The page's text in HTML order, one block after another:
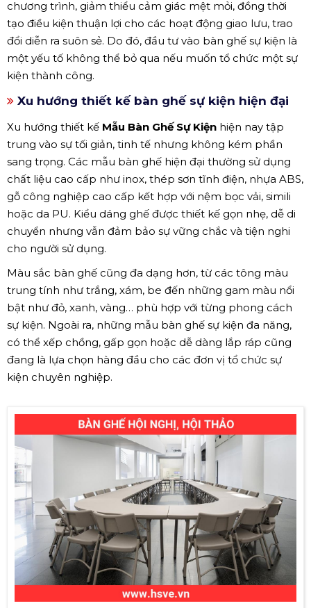
chương trình, giảm thiểu cảm giác mệt mỏi, đồng thời
tạo điều kiện thuận lợi cho các hoạt động giao lưu, trao
đổi diễn ra suôn sẻ. Do đó, đầu tư vào bàn ghế sự kiện là
một yếu tố không thể bỏ qua nếu muốn tổ chức một sự
kiện thành công.
Xu hướng thiết kế bàn ghế sự kiện hiện đại
Xu hướng thiết kế Mẫu Bàn Ghế Sự Kiện hiện nay tập
trung vào sự tối giản, tinh tế nhưng không kém phần
sang trọng. Các mẫu bàn ghế hiện đại thường sử dụng
chất liệu cao cấp như inox, thép sơn tĩnh điện, nhựa ABS,
gỗ công nghiệp cao cấp kết hợp với nệm bọc vải, simili
hoặc da PU. Kiểu dáng ghế được thiết kế gọn nhẹ, dễ di
chuyển nhưng vẫn đảm bảo sự vững chắc và tiện nghi
cho người sử dụng.
Màu sắc bàn ghế cũng đa dạng hơn, từ các tông màu
trung tính như trắng, xám, be đến những gam màu nổi
bật như đỏ, xanh, vàng… phù hợp với từng phong cách
sự kiện. Ngoài ra, những mẫu bàn ghế sự kiện đa năng,
có thể xếp chồng, gấp gọn hoặc dễ dàng lắp ráp cũng
đang là lựa chọn hàng đầu cho các đơn vị tổ chức sự
kiện chuyên nghiệp.